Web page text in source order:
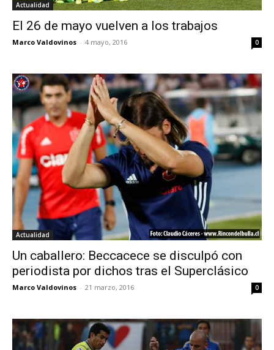
Actualidad
El 26 de mayo vuelven a los trabajos
Marco Valdovinos - 4 mayo, 2016 0
Actualidad
Un caballero: Beccacece se disculpó con
periodista por dichos tras el Superclásico
Marco Valdovinos - 21 marzo, 2016 0